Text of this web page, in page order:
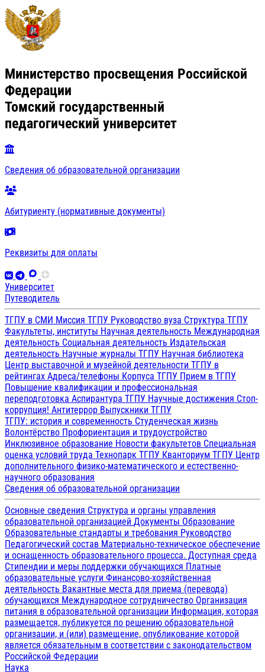
Министерство просвещения Российской
Федерации
Томский государственный
педагогический университет
Сведения об образовательной организации
Абитуриенту (нормативные документы)
Реквизиты для оплаты
Университет
Путеводитель
ТГПУ в СМИ Миссия ТГПУ Руководство вуза Структура ТГПУ
Факультеты, институты Научная деятельность Международная
деятельность Социальная деятельность Издательская
деятельность Научные журналы ТГПУ Научная библиотека
Центр выставочной и музейной деятельности ТГПУ в
рейтингах Адреса/телефоны Корпуса ТГПУ Прием в ТГПУ
Повышение квалификации и профессиональная
переподготовка Аспирантура ТГПУ Научные достижения Стоп-
коррупция! Антитеррор Выпускники ТГПУ
ТГПУ: история и современность Студенческая жизнь
Волонтёрство Профориентация и трудоустройство
Инклюзивное образование Новости факультетов Специальная
оценка условий труда Технопарк ТГПУ Кванториум ТГПУ Центр
дополнительного физико-математического и естественно-
научного образования
Сведения об образовательной организации
Основные сведения Структура и органы управления
образовательной организацией Документы Образование
Образовательные стандарты и требования Руководство
Педагогический состав Материально-техническое обеспечение
и оснащенность образовательного процесса. Доступная среда
Стипендии и меры поддержки обучающихся Платные
образовательные услуги Финансово-хозяйственная
деятельность Вакантные места для приема (перевода)
обучающихся Международное сотрудничество Организация
питания в образовательной организации Информация, которая
размещается, публикуется по решению образовательной
организации, и (или) размещение, опубликование которой
является обязательным в соответствии с законодательством
Российской Федерации
Наука